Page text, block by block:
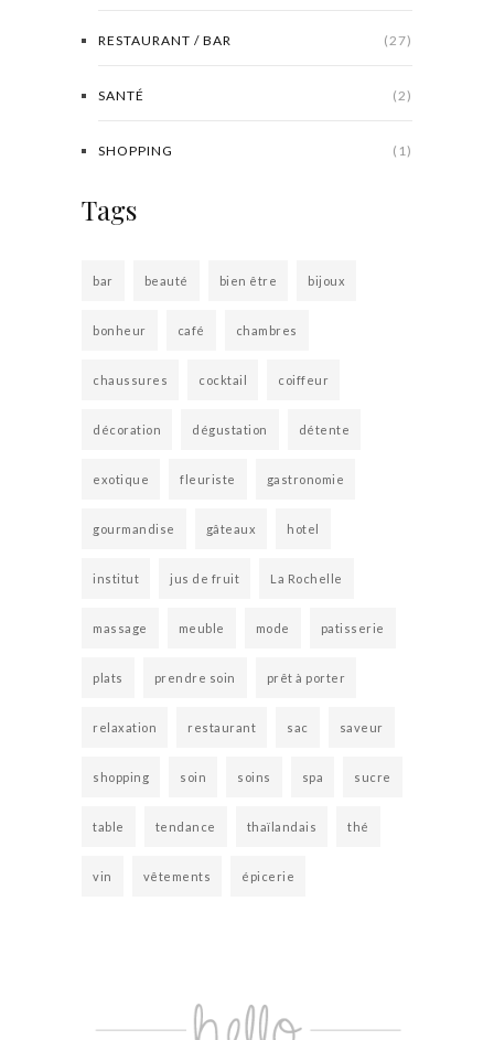
RESTAURANT / BAR (27)
SANTÉ (2)
SHOPPING (1)
Tags
bar beauté bien être bijoux
bonheur café chambres
chaussures cocktail coiffeur
décoration dégustation détente
exotique fleuriste gastronomie
gourmandise gâteaux hotel
institut jus de fruit La Rochelle
massage meuble mode patisserie
plats prendre soin prêt à porter
relaxation restaurant sac saveur
shopping soin soins spa sucre
table tendance thaïlandais thé
vin vêtements épicerie